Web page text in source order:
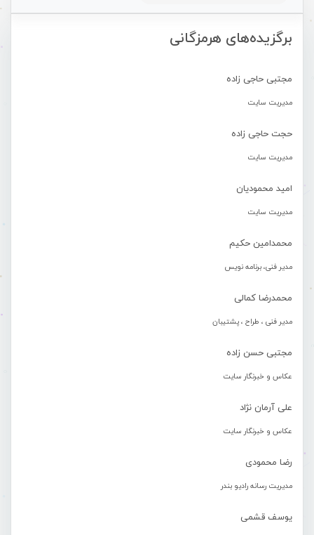
برگزیده‌های هرمزگانی
مجتبی حاجی زاده
مدیریت سایت
حجت حاجی زاده
مدیریت سایت
امید محمودیان
مدیریت سایت
محمدامین حکیم
مدیر فنی، برنامه نویس
محمدرضا کمالی
مدیر فنی ، طراح ، پشتیبان
مجتبی حسن زاده
عکاس و خبرنگار سایت
علی آرمان نژاد
عکاس و خبرنگار سایت
رضا محمودی
مدیریت رسانه رادیو بندر
یوسف قشمی